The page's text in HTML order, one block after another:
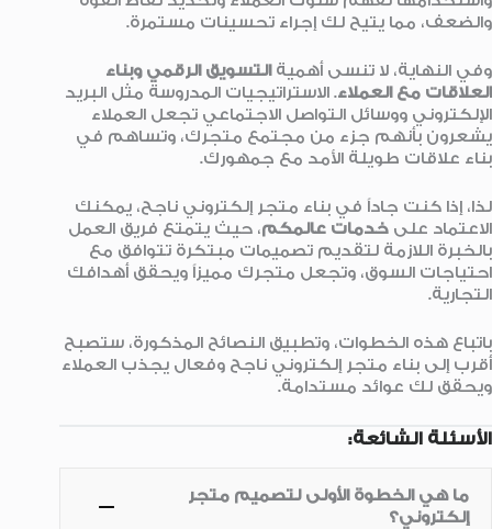
والضعف، مما يتيح لك إجراء تحسينات مستمرة.
وفي النهاية، لا تنسى أهمية التسويق الرقمي وبناء
العلاقات مع العملاء. الاستراتيجيات المدروسة مثل البريد
الإلكتروني ووسائل التواصل الاجتماعي تجعل العملاء
يشعرون بأنهم جزء من مجتمع متجرك، وتساهم في
بناء علاقات طويلة الأمد مع جمهورك.
لذا، إذا كنت جاداً في بناء متجر إلكتروني ناجح، يمكنك
الاعتماد على خدمات عالمكم، حيث يتمتع فريق العمل
بالخبرة اللازمة لتقديم تصميمات مبتكرة تتوافق مع
احتياجات السوق، وتجعل متجرك مميزاً ويحقق أهدافك
التجارية.
باتباع هذه الخطوات، وتطبيق النصائح المذكورة، ستصبح
أقرب إلى بناء متجر إلكتروني ناجح وفعال يجذب العملاء
ويحقق لك عوائد مستدامة.
الأسئلة الشائعة:
ما هي الخطوة الأولى لتصميم متجر
إلكتروني؟